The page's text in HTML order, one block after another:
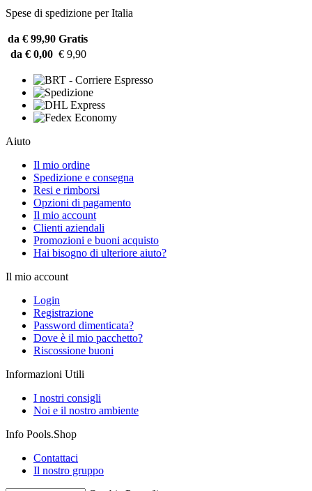
Spese di spedizione per Italia
da € 99,90 Gratis
da € 0,00 € 9,90
Aiuto
Il mio ordine
Spedizione e consegna
Resi e rimborsi
Opzioni di pagamento
Il mio account
Clienti aziendali
Promozioni e buoni acquisto
Hai bisogno di ulteriore aiuto?
Il mio account
Login
Registrazione
Password dimenticata?
Dove è il mio pacchetto?
Riscossione buoni
Informazioni Utili
I nostri consigli
Noi e il nostro ambiente
Info Pools.Shop
Contattaci
Il nostro gruppo